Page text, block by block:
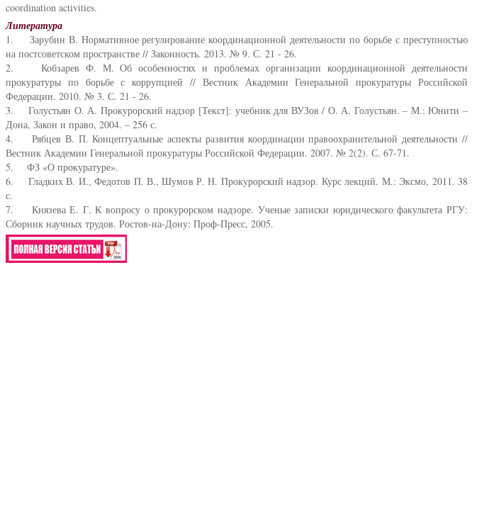
coordination activities.
Литература
1. Зарубин В. Нормативное регулирование координационной деятельности по борьбе с преступностью
на постсоветском пространстве // Законность. 2013. № 9. С. 21 - 26.
2. Кобзарев Ф. М. Об особенностях и проблемах организации координационной деятельности
прокуратуры по борьбе с коррупцией // Вестник Академии Генеральной прокуратуры Российской
Федерации. 2010. № 3. С. 21 - 26.
3. Голустьян О. А. Прокурорский надзор [Текст]: учебник для ВУЗов / О. А. Голустьян. – М.: Юнити –
Дона, Закон и право, 2004. – 256 с.
4. Рябцев В. П. Концептуальные аспекты развития координации правоохранительной деятельности //
Вестник Академии Генеральной прокуратуры Российской Федерации. 2007. № 2(2). С. 67-71.
5. ФЗ «О прокуратуре».
6. Гладких В. И., Федотов П. В., Шумов Р. Н. Прокурорский надзор. Курс лекций. М.: Эксмо, 2011. 38
с.
7. Князева Е. Г. К вопросу о прокурорском надзоре. Ученые записки юридического факультета РГУ:
Сборник научных трудов. Ростов-на-Дону: Проф-Пресс, 2005.